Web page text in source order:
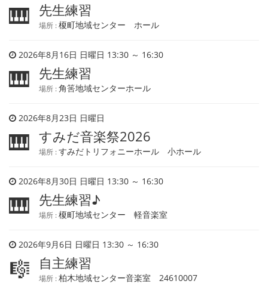
🎹 先生練習
場所 :榎町地域センター ホール
2026年8月16日 日曜日 13:30 ～ 16:30
🎹 先生練習
場所 :角筈地域センターホール
2026年8月23日 日曜日
🎹 すみだ音楽祭2026
場所 :すみだトリフォニーホール 小ホール
2026年8月30日 日曜日 13:30 ～ 16:30
🎹 先生練習♪
場所 :榎町地域センター 軽音楽室
2026年9月6日 日曜日 13:30 ～ 16:30
🎼 自主練習
場所 :柏木地域センター音楽室 24610007